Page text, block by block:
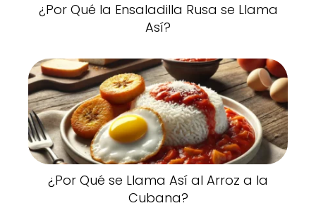
¿Por Qué la Ensaladilla Rusa se Llama
Así?
¿Por Qué se Llama Así al Arroz a la
Cubana?